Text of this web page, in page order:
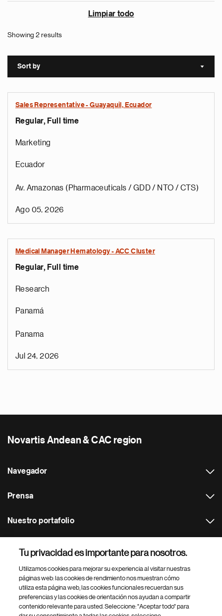
Limpiar todo
Showing 2 results
Sort by Sort
Sales Representative - Guayaquil, Ecuador
Regular, Full time
Marketing
Ecuador
Av. Amazonas (Pharmaceuticals / GDD / NTO / CTS)
Ago 05, 2026
Medical Manager Hematology - ACC Cluster
Regular, Full time
Research
Panamá
Panama
Jul 24, 2026
Novartis Andean & CAC region
Navegador
Prensa
Nuestro portafolio
Footer Site Search
Tu privacidad es importante para nosotros.
Utilizamos cookies para mejorar su experiencia al visitar nuestras
páginas web: las cookies de rendimiento nos muestran cómo
utiliza esta página web, las cookies funcionales recuerdan sus
preferencias y las cookies de orientación nos ayudan a compartir
contenido relevante para usted. Seleccione: "Aceptar todo" para